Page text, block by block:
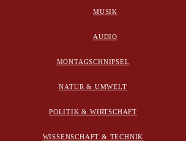
MUSIK
AUDIO
MONTAGSCHNIPSEL
NATUR & UMWELT
POLITIK & WIRTSCHAFT
WISSENSCHAFT & TECHNIK